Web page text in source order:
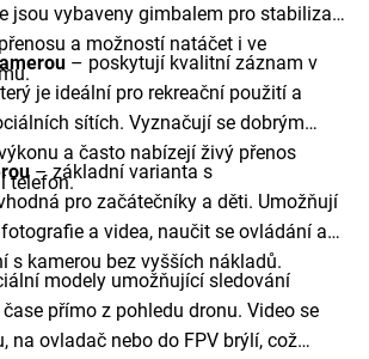
jsou vybaveny gimbalem pro stabilizaci,
a možností natáčet i ve
– poskytují kvalitní záznam v
je ideální pro rekreační použití a
sítích. Vyznačují se dobrým
a často nabízejí živý přenos
telefon.
– základní varianta s
pro začátečníky a děti. Umožňují
a videa, naučit se ovládání a
s kamerou bez vyšších nákladů.
modely umožňující sledování
přímo z pohledu dronu. Video se
na ovladač nebo do FPV brýlí, což